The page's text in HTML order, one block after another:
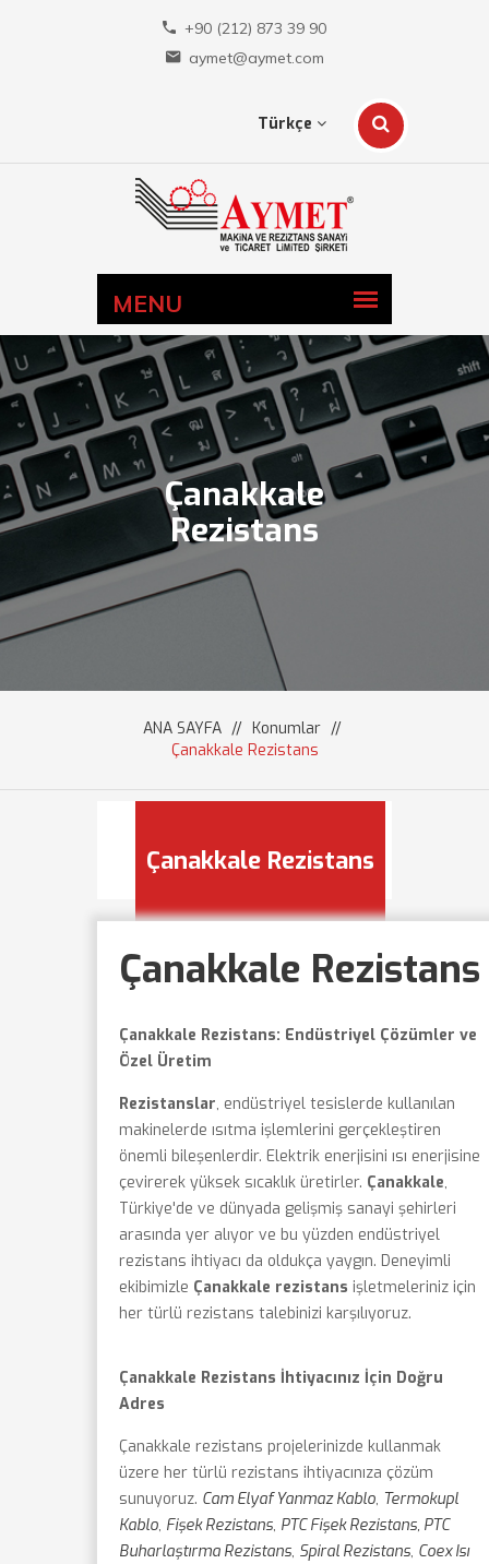
+90 (212) 873 39 90
aymet@aymet.com
Türkçe
Çanakkale
Rezistans
ANA SAYFA // Konumlar //
Çanakkale Rezistans
Çanakkale Rezistans
Çanakkale Rezistans
Çanakkale Rezistans: Endüstriyel Çözümler ve
Özel Üretim
Rezistanslar, endüstriyel tesislerde kullanılan
makinelerde ısıtma işlemlerini gerçekleştiren
önemli bileşenlerdir. Elektrik enerjisini ısı enerjisine
çevirerek yüksek sıcaklık üretirler. Çanakkale,
Türkiye'de ve dünyada gelişmiş sanayi şehirleri
arasında yer alıyor ve bu yüzden endüstriyel
rezistans ihtiyacı da oldukça yaygın. Deneyimli
ekibimizle Çanakkale rezistans işletmeleriniz için
her türlü rezistans talebinizi karşılıyoruz.
Çanakkale Rezistans İhtiyacınız İçin Doğru
Adres
Çanakkale rezistans projelerinizde kullanmak
üzere her türlü rezistans ihtiyacınıza çözüm
sunuyoruz. Cam Elyaf Yanmaz Kablo, Termokupl
Kablo, Fişek Rezistans, PTC Fişek Rezistans, PTC
Buharlaştırma Rezistans, Spiral Rezistans, Coex Isı